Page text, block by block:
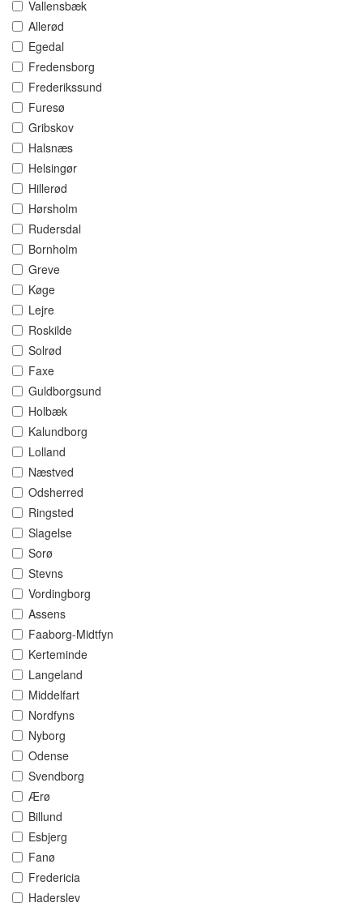
Vallensbæk
Allerød
Egedal
Fredensborg
Frederikssund
Furesø
Gribskov
Halsnæs
Helsingør
Hillerød
Hørsholm
Rudersdal
Bornholm
Greve
Køge
Lejre
Roskilde
Solrød
Faxe
Guldborgsund
Holbæk
Kalundborg
Lolland
Næstved
Odsherred
Ringsted
Slagelse
Sorø
Stevns
Vordingborg
Assens
Faaborg-Midtfyn
Kerteminde
Langeland
Middelfart
Nordfyns
Nyborg
Odense
Svendborg
Ærø
Billund
Esbjerg
Fanø
Fredericia
Haderslev